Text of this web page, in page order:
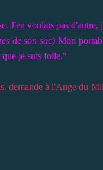
J'en voulais pas d'autre,
de son sac) Mon
que je suis folle."
demande à l'Ange du